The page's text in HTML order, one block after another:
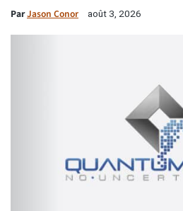
ParJason Conor août 3, 2026